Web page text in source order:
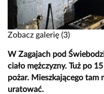
Zobacz galerię (3)
W Zagajach pod
ciało mężczyzny. Tuż po
pożar. Mieszkającego tam
uratować.